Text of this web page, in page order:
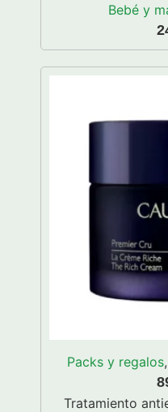
Bebé y
Packs y regalos,
Tratamiento